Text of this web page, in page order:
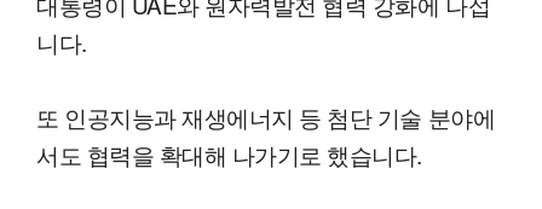
니다.
또 인공지능과 재생에너지 등 첨단 기술 분야에
서도 협력을 확대해 나가기로 했습니다.